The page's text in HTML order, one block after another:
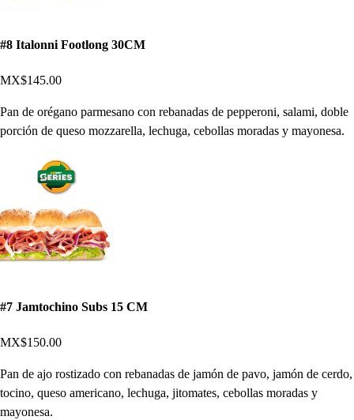
#8 Italonni Footlong 30CM
MX$145.00
Pan de orégano parmesano con rebanadas de pepperoni, salami, doble
porción de queso mozzarella, lechuga, cebollas moradas y mayonesa.
#7 Jamtochino Subs 15 CM
MX$150.00
Pan de ajo rostizado con rebanadas de jamón de pavo, jamón de cerdo,
tocino, queso americano, lechuga, jitomates, cebollas moradas y
mayonesa.